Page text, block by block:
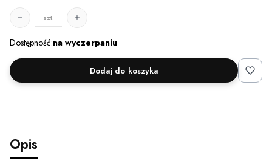
szt.
Dostępność:na wyczerpaniu
Dodaj do koszyka
Opis